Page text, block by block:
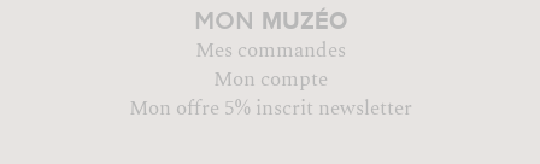
MON MUZÉO
Mes commandes
Mon compte
Mon offre 5% inscrit newsletter